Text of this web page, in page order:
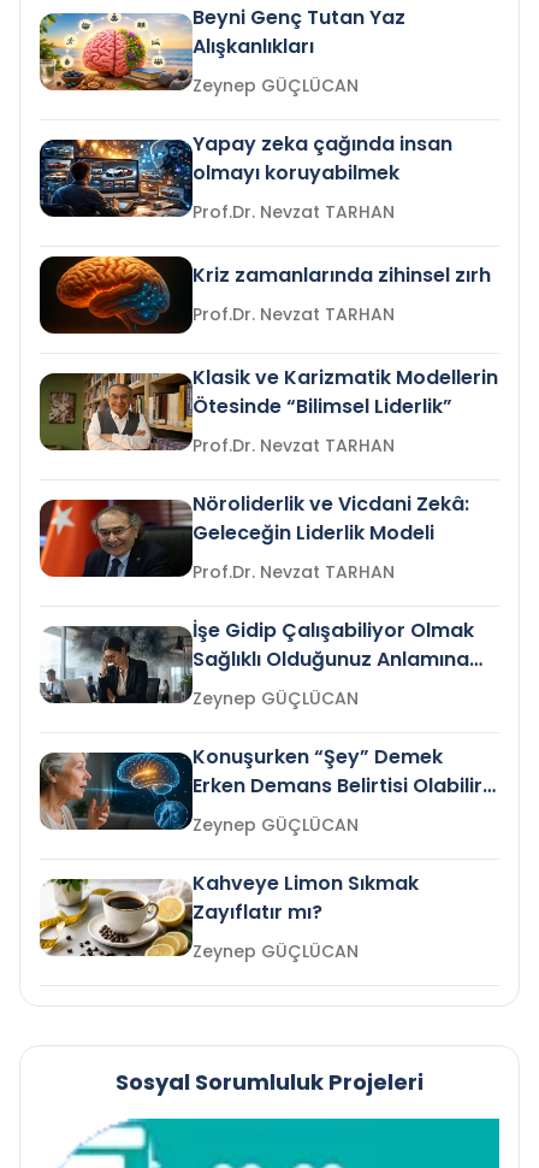
Beyni Genç Tutan Yaz
Alışkanlıkları
Zeynep GÜÇLÜCAN
Yapay zeka çağında insan
olmayı koruyabilmek
Prof.Dr. Nevzat TARHAN
Kriz zamanlarında zihinsel zırh
Prof.Dr. Nevzat TARHAN
Klasik ve Karizmatik Modellerin
Ötesinde “Bilimsel Liderlik”
Prof.Dr. Nevzat TARHAN
Nöroliderlik ve Vicdani Zekâ:
Geleceğin Liderlik Modeli
Prof.Dr. Nevzat TARHAN
İşe Gidip Çalışabiliyor Olmak
Sağlıklı Olduğunuz Anlamına
Gelir mi?Zeynep GÜÇLÜCAN
Konuşurken “Şey” Demek
Erken Demans Belirtisi Olabilir
mi?
Zeynep GÜÇLÜCAN
Kahveye Limon Sıkmak
Zayıflatır mı?
Zeynep GÜÇLÜCAN
Sosyal Sorumluluk Projeleri